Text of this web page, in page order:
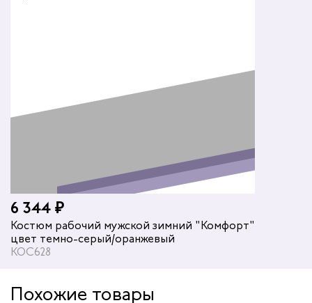
6 344 ₽
Костюм рабочий мужской зимний "Комфорт"
цвет темно-серый/оранжевый
КОС628
Похожие товары